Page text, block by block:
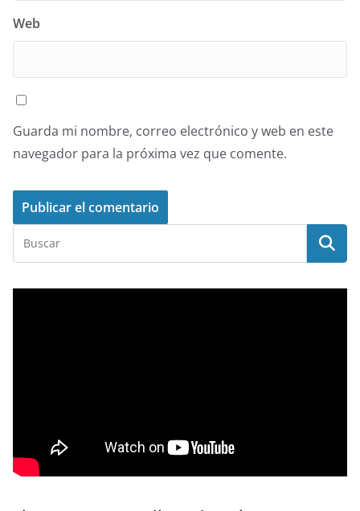
Web
Guarda mi nombre, correo electrónico y web en este
navegador para la próxima vez que comente.